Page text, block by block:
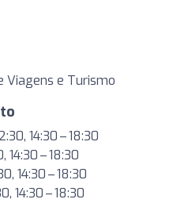
Viagens e Turismo
14:30 – 18:30
– 18:30
14:30 – 18:30
14:30 – 18:30